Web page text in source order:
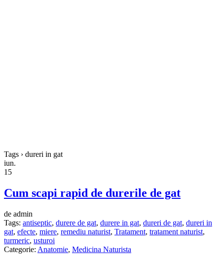
Tags › dureri in gat
iun.
15
Cum scapi rapid de durerile de gat
de admin
Tags: antiseptic, durere de gat, durere in gat, dureri de gat, dureri in
gat, efecte, miere, remediu naturist, Tratament, tratament naturist,
turmeric, usturoi
Categorie: Anatomie, Medicina Naturista